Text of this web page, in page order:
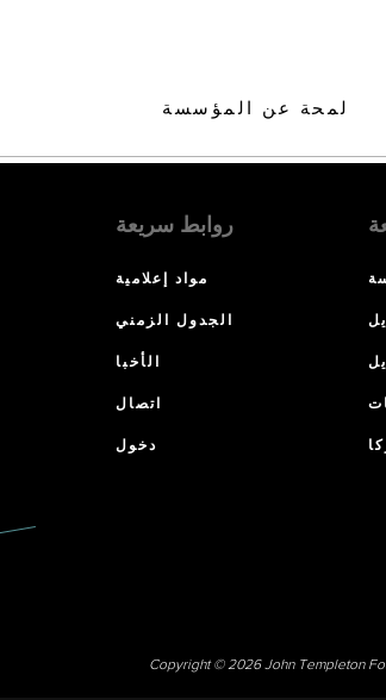
لمحة عن المؤسسة
روابط سريعة
مواد إعلامية
الجدول الزمني
الأخبا
اتصال
دخول
Copyright © 2026 John Templeton